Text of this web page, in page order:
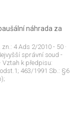
náhrada za
zn.: 4 Ads 2/2010 - 50 ·
správní soud -
· Vztah k předpisu:
463/1991 Sb.: §6